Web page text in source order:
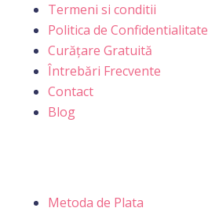
Termeni si conditii
Politica de Confidentialitate
Curățare Gratuită
Întrebări Frecvente
Contact
Blog
Metoda de Plata